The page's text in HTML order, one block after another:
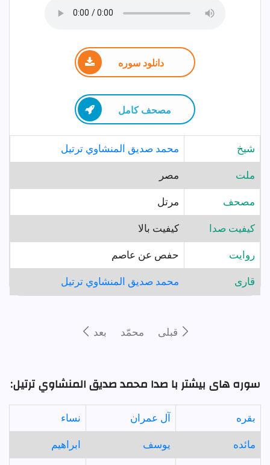
دانلود سوره
مصحف كامل
شيخ محمد صديق المنشاوي ترتيل
ملت مصر
مصحف مرتل
کیفیت صدا کیفیت بالا
روايت حفص عن عاصم
قارى محمد صديق المنشاوي ترتيل
قبلى محمّد بعد
سوره های بیشتر با صدا محمد صديق المنشاوي ترتيل:
بقره آل عمران نساء
مائده يوسف ابراهيم